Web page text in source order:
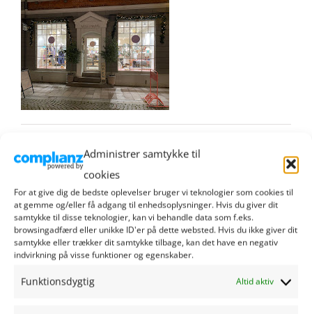
Administrer samtykke til
cookies
For at give dig de bedste oplevelser bruger vi teknologier som cookies til
at gemme og/eller få adgang til enhedsoplysninger. Hvis du giver dit
samtykke til disse teknologier, kan vi behandle data som f.eks.
browsingadfærd eller unikke ID'er på dette websted. Hvis du ikke giver dit
samtykke eller trækker dit samtykke tilbage, kan det have en negativ
indvirkning på visse funktioner og egenskaber.
Funktionsdygtig Altid aktiv
RIBE HANDEL